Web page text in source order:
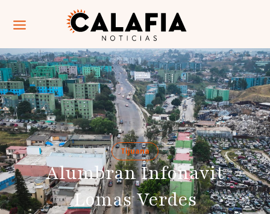
Tijuana
Alumbran Infonavit
Lomas Verdes